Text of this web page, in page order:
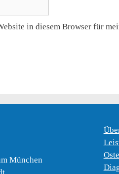
in diesem Browser für
München